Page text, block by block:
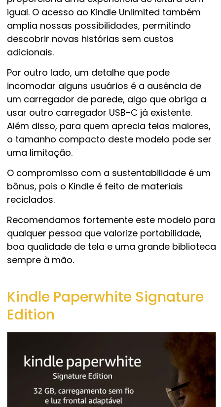
igual. O acesso ao Kindle Unlimited também
amplia nossas possibilidades, permitindo
descobrir novas histórias sem custos
adicionais.
Por outro lado, um detalhe que pode
incomodar alguns usuários é a ausência de
um carregador de parede, algo que obriga a
usar outro carregador USB-C já existente.
Além disso, para quem aprecia telas maiores,
o tamanho compacto deste modelo pode ser
uma limitação.
O compromisso com a sustentabilidade é um
bônus, pois o Kindle é feito de materiais
reciclados.
Recomendamos fortemente este modelo para
qualquer pessoa que valorize portabilidade,
boa qualidade de tela e uma grande biblioteca
sempre à mão.
Kindle Paperwhite Signature
Edition